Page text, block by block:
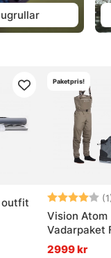
outfit
Paketpris!
Betyg:
Vision Atom
Vadarpaket
2999 kr